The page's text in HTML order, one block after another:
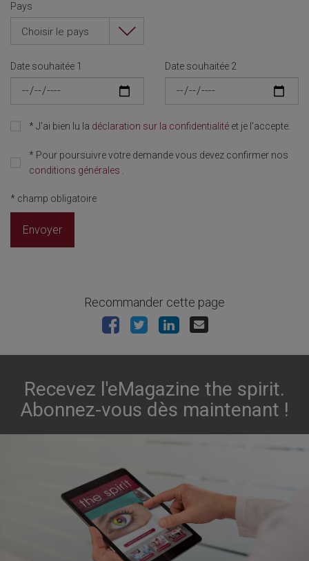
Pays
Choisir le pays
Date souhaitée 1 Date souhaitée 2
* J'ai bien lu la déclaration sur la confidentialité et je l'accepte.
* Pour poursuivre votre demande vous devez confirmer nos
conditions générales
* champ obligatoire
Envoyer
Recommander cette page
Recevez l'eMagazine the spirit.
Abonnez-vous dès maintenant !